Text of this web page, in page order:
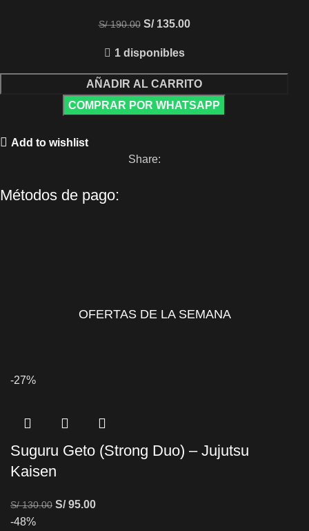
S/190.00 S/135.00
1 disponibles
AÑADIR AL CARRITO
COMPRAR POR WHATSAPP
Add to wishlist
Share:
Métodos de pago:
OFERTAS DE LA SEMANA
-27%
Suguru Geto (Strong Duo) – Jujutsu
Kaisen
S/130.00 S/95.00
-48%